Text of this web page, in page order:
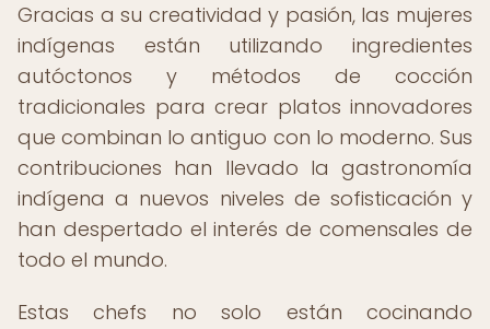
Gracias a su creatividad y pasión, las mujeres
indígenas están utilizando ingredientes
autóctonos y métodos de cocción
tradicionales para crear platos innovadores
que combinan lo antiguo con lo moderno. Sus
contribuciones han llevado la gastronomía
indígena a nuevos niveles de sofisticación y
han despertado el interés de comensales de
todo el mundo.
Estas chefs no solo están cocinando